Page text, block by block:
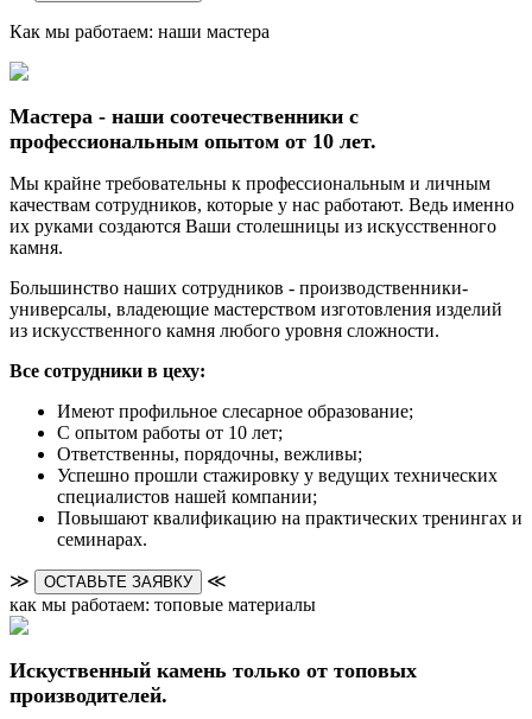
Как мы работаем: наши мастера
Мастера - наши соотечественники с
профессиональным опытом от 10 лет.
Мы крайне требовательны к профессиональным и личным
качествам сотрудников, которые у нас работают. Ведь именно
их руками создаются Ваши столешницы из искусственного
камня.
Большинство наших сотрудников - производственники-
универсалы, владеющие мастерством изготовления изделий
из искусственного камня любого уровня сложности.
Все сотрудники в цеху:
Имеют профильное слесарное образование;
С опытом работы от 10 лет;
Ответственны, порядочны, вежливы;
Успешно прошли стажировку у ведущих технических
специалистов нашей компании;
Повышают квалификацию на практических тренингах и
семинарах.
≫ ОСТАВЬТЕ ЗАЯВКУ
≪
как мы работаем: топовые материалы
Искуственный камень только от топовых
производителей.